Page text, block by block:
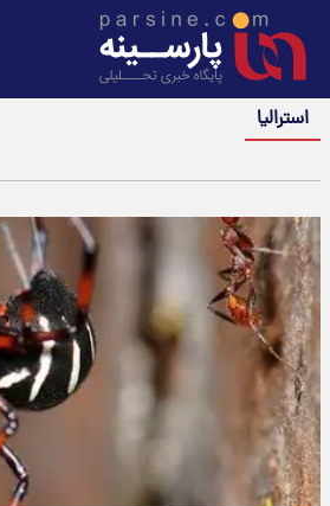
استرالیا